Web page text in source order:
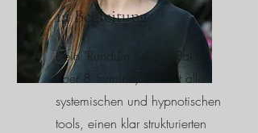
1:1 Begleitung
Dein "Rundum Sorglos-Paket"
über 8 Termine, umfasst alle
systemischen und hypnotischen
tools, einen klar strukturierten